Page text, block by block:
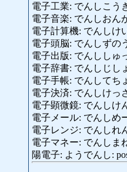
電子工業: でんしこう
電子音楽: でんしおん
電子計算機: でんしけ
電子頭脳: でんしずの
電子出版: でんししゅ
電子辞書: でんしじし
電子手帳: でんしてち
電子決済: でんしけっ
電子顕微鏡: でんしけ
電子メール: でんしめ
電子レンジ: でんしれ
電子マネー: でんしま
陽電子: ようでんし: